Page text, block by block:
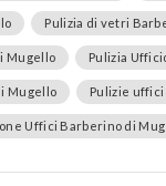
Pulizia di vetri
Mugello Pulizia
Mugello Pulizie
Uffici Barberino di